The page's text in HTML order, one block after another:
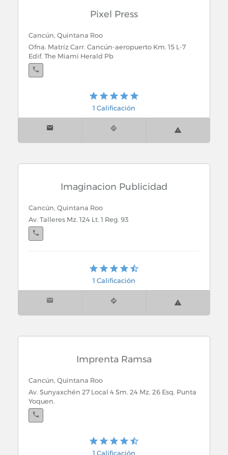
Pixel Press
Cancún, Quintana Roo
Ofna. Matríz Carr. Cancún-aeropuerto Km. 15 L-7
Edif. The Miami Herald Pb
1 Calificación
Imaginacion Publicidad
Cancún, Quintana Roo
Av. Talleres Mz. 124 Lt. 1 Reg. 93
Cancún, Quintana Roo
Av. Cobá No. 125 Sm. 30 Lt. 1
1 Calificación
Imprenta Ramsa
Cancún, Quintana Roo
Av. Sunyaxchén 27 Local 4 Sm. 24 Mz. 26 Esq. Punta
Yoquen.
1 Calificación